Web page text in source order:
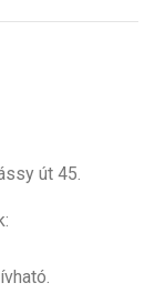
út 45.